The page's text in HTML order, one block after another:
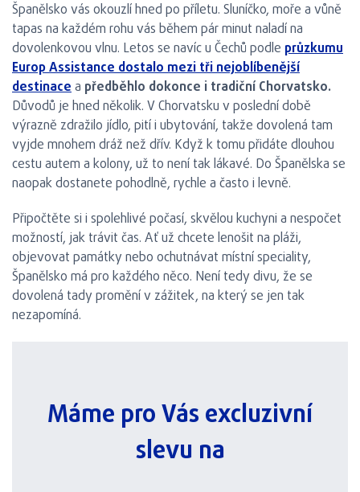
Španělsko vás okouzlí hned po příletu. Sluníčko, moře a vůně
tapas na každém rohu vás během pár minut naladí na
dovolenkovou vlnu. Letos se navíc u Čechů podle průzkumu
Europ Assistance dostalo mezi tři nejoblíbenější
destinacea předběhlo dokonce i tradiční Chorvatsko.
Důvodů je hned několik. V Chorvatsku v poslední době
výrazně zdražilo jídlo, pití i ubytování, takže dovolená tam
vyjde mnohem dráž než dřív. Když k tomu přidáte dlouhou
cestu autem a kolony, už to není tak lákavé. Do Španělska se
naopak dostanete pohodlně, rychle a často i levně.
Připočtěte si i spolehlivé počasí, skvělou kuchyni a nespočet
možností, jak trávit čas. Ať už chcete lenošit na pláži,
objevovat památky nebo ochutnávat místní speciality,
Španělsko má pro každého něco. Není tedy divu, že se
dovolená tady promění v zážitek, na který se jen tak
nezapomíná.
Máme pro Vás excluzivní
slevu na